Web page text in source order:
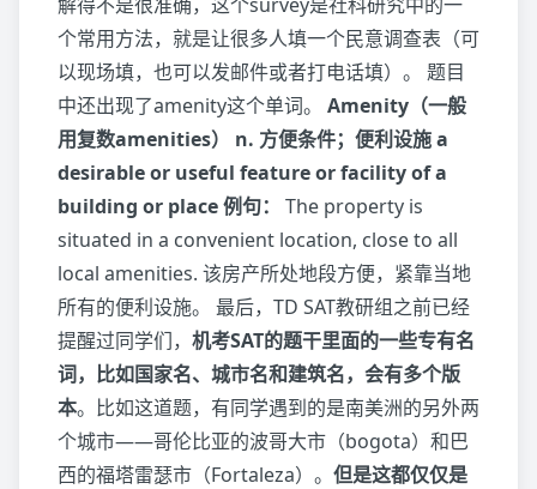
个常用方法，就是让很多人填一个民意调查表（可
以现场填，也可以发邮件或者打电话填）。 题目
中还出现了amenity这个单词。 Amenity（一般
用复数amenities） n. 方便条件；便利设施a
desirable or useful feature or facility of a
building or place例句：
The property is
situated in a convenient location, close to all
local amenities. 该房产所处地段方便，紧靠当地
所有的便利设施。 最后，TD SAT教研组之前已经
提醒过同学们， 机考SAT的题干里面的一些专有名
词，比如国家名、城市名和建筑名，会有多个版
本。比如这道题，有同学遇到的是南美洲的另外两
个城市——哥伦比亚的波哥大市（bogota）和巴
西的福塔雷瑟市（Fortaleza）。 但是这都仅仅是